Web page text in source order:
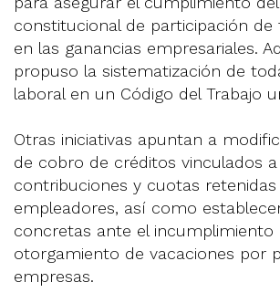
constitucional de participación de
en las ganancias empresariales.
propuso la sistematización de
laboral en un Código del Trabajo
Otras iniciativas apuntan a
de cobro de créditos vinculados a
contribuciones y cuotas
empleadores, así como
concretas ante el incumplimiento
otorgamiento de vacaciones por
empresas.